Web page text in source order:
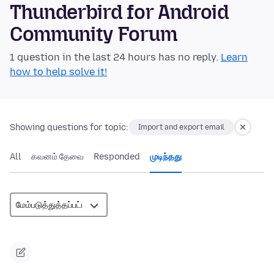
Thunderbird for Android
Community Forum
1 question in the last 24 hours has no reply. Learn
how to help solve it!
Showing questions for topic: Import and export email
All கவனம் தேவை Responded முடிந்தது